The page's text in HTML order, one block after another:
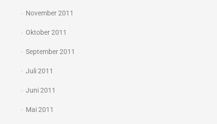
November 2011
Oktober 2011
September 2011
Juli 2011
Juni 2011
Mai 2011